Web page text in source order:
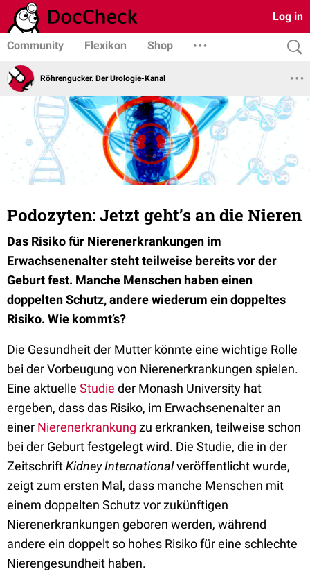
Log in
Community Flexikon Shop
Röhrengucker. Der Urologie-Kanal
Podozyten: Jetzt geht’s an die Nieren
Das Risiko für Nierenerkrankungen im
Erwachsenenalter steht teilweise bereits vor der
Geburt fest. Manche Menschen haben einen
doppelten Schutz, andere wiederum ein doppeltes
Risiko. Wie kommt’s?
Die Gesundheit der Mutter könnte eine wichtige Rolle
bei der Vorbeugung von Nierenerkrankungen spielen.
Eine aktuelle Studie der Monash University hat
ergeben, dass das Risiko, im Erwachsenenalter an
einer Nierenerkrankung zu erkranken, teilweise schon
bei der Geburt festgelegt wird. Die Studie, die in der
ZeitschriftKidney Internationalveröffentlicht wurde,
zeigt zum ersten Mal, dass manche Menschen mit
einem doppelten Schutz vor zukünftigen
Nierenerkrankungen geboren werden, während
andere ein doppelt so hohes Risiko für eine schlechte
Nierengesundheit haben.